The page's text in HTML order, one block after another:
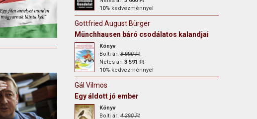
10%kedvezménnyel
Gottfried August Bürger
Münchhausen báró csodálatos kalandjai
Könyv
Bolti ár:3 990 Ft
Netes ár: 3 591 Ft
10%kedvezménnyel
Gál Vilmos
Egy áldott jó ember
Könyv
Bolti ár:4 390 Ft